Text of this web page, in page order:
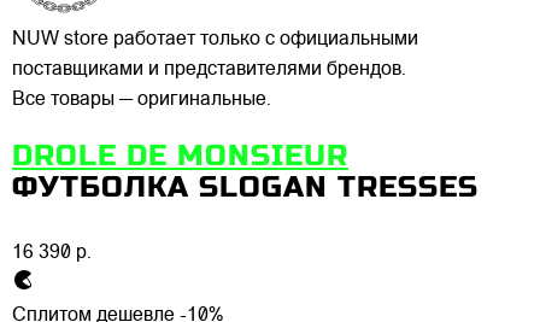
NUW store работает только с официальными
поставщиками и представителями брендов.
Все товары — оригинальные.
DROLE DE MONSIEUR
ФУТБОЛКА SLOGAN TRESSES
16 390 р.
Сплитом дешевле -10%